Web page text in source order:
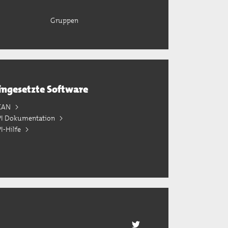
Gruppen
Software
Dokumentation
Hilfe